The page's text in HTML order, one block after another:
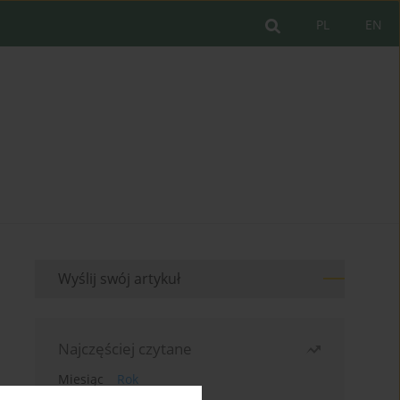
EN
PL
Wyślij swój artykuł
Najczęściej czytane
Miesiąc
Rok